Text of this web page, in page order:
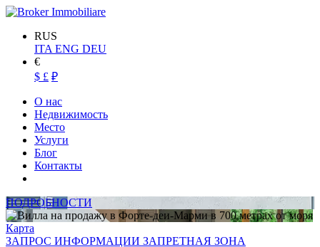
RUS
ITA ENG DEU
€
$ £ ₽
О нас
Недвижимость
Место
Услуги
Блог
Контакты
ПОДРОБНОСТИ
Карта
ЗАПРОС ИНФОРМАЦИИ ЗАПРЕТНАЯ ЗОНА